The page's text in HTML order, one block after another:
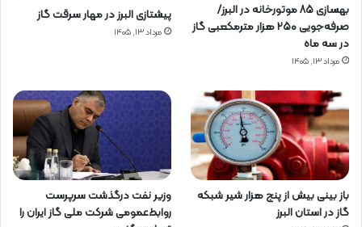
بهسازی ۸۵ موتورخانه در البرز/
صرفه‌جویی ۲۵۰ هزار مترمکعبی گاز
در سه ماه
مرداد ۱۳, ۱۴۰۵
پیشتازی البرز در مهار سرقت گاز
مرداد ۱۳, ۱۴۰۵
باز بینی بیش از پنج هزار شیر شبکه
گاز در استان البرز
وزیر نفت درگذشت سرپرست
روابط‌عمومی شرکت ملی گاز ایران را